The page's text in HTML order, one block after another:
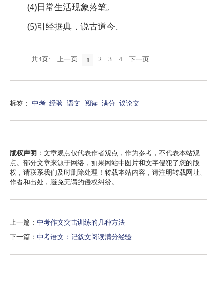
(4)日常生活现象落笔。
(5)引经据典，说古道今。
共4页: 上一页 1 2 3 4 下一页
标签： 中考 经验 语文 阅读 满分 议论文
版权声明 ：文章观点仅代表作者观点，作为参考，不代表本站观
点。部分文章来源于网络，如果网站中图片和文字侵犯了您的版
权，请联系我们及时删除处理！转载本站内容，请注明转载网址、
作者和出处，避免无谓的侵权纠纷。
上一篇： 中考作文突击训练的几种方法
下一篇： 中考语文：记叙文阅读满分经验